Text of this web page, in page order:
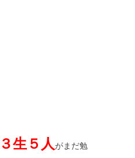
生５人がまだ勉